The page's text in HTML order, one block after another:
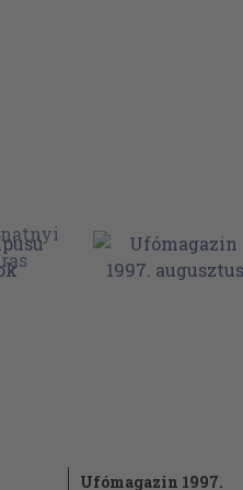
Ufómagazin 1997.